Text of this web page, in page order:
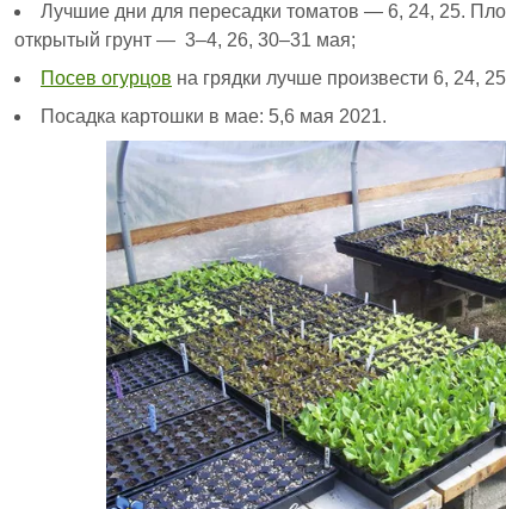
Лучшие дни для пересадки томатов — 6, 24, 25.
открытый грунт — 3–4, 26, 30–31 мая;
Посев огурцов на грядки лучше произвести 6, 24,
Посадка картошки в мае: 5,6 мая 2021.